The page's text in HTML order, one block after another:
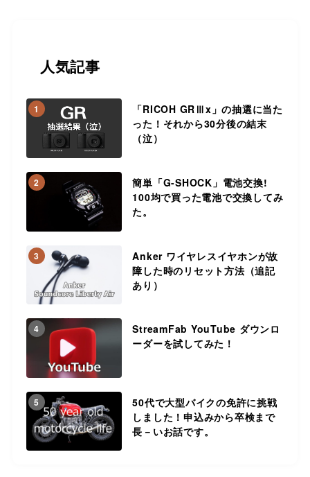
人気記事
1
「RICOH GRⅢx」の抽選に当た
った！それから30分後の結末
（泣）
2
簡単「G-SHOCK」電池交換!
100均で買った電池で交換してみ
た。
3
Anker ワイヤレスイヤホンが故
障した時のリセット方法（追記
あり）
4
StreamFab YouTube ダウンロ
ーダーを試してみた！
5
50代で大型バイクの免許に挑戦
しました！申込みから卒検まで
長－いお話です。